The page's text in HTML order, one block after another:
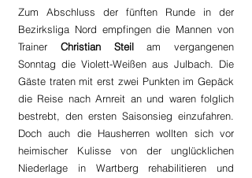
Zum Abschluss der fünften Runde in der
Bezirksliga Nord empfingen die Mannen von
Trainer Christian Steil am vergangenen
Sonntag die Violett-Weißen aus Julbach. Die
Gäste traten mit erst zwei Punkten im Gepäck
die Reise nach Arnreit an und waren folglich
bestrebt, den ersten Saisonsieg einzufahren.
Doch auch die Hausherren wollten sich vor
heimischer Kulisse von der unglücklichen
Niederlage in Wartberg rehabilitieren und